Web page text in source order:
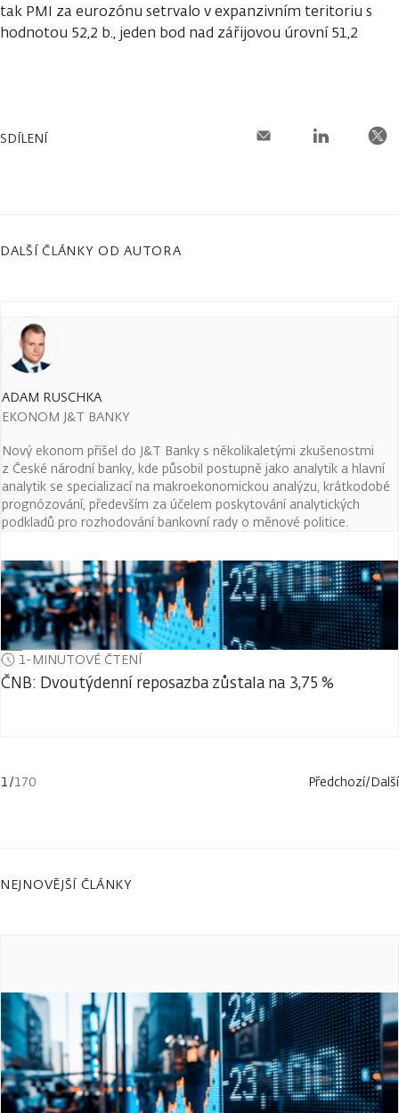
tak PMI za eurozónu setrvalo v expanzivním teritoriu s
hodnotou 52,2 b., jeden bod nad zářijovou úrovní 51,2
SDÍLENÍ
DALŠÍ ČLÁNKY OD AUTORA
ADAM RUSCHKA
EKONOM J&T BANKY
Nový ekonom přišel do J&T Banky s několikaletými zkušenostmi
z České národní banky, kde působil postupně jako analytik a hlavní
analytik se specializací na makroekonomickou analýzu, krátkodobé
prognózování, především za účelem poskytování analytických
podkladů pro rozhodování bankovní rady o měnové politice.
1-MINUTOVÉ ČTENÍ
ČNB: Dvoutýdenní reposazba zůstala na 3,75 %
1/170 Předchozí/Další
NEJNOVĚJŠÍ ČLÁNKY